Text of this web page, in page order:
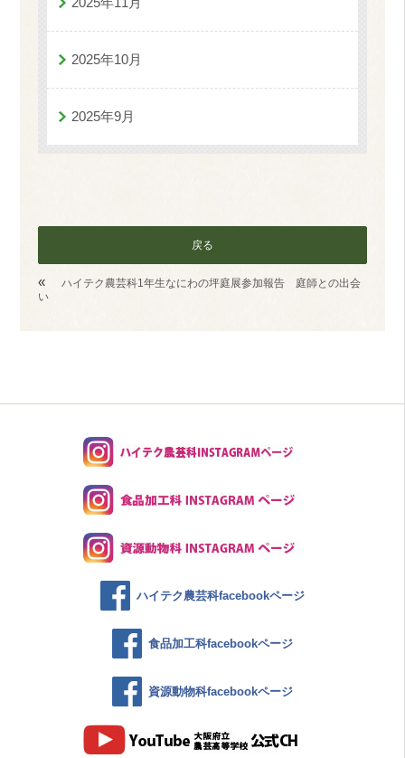
2025年10月
2025年9月
戻る
«
ハイテク農芸科1年生なにわの坪庭展参加報告 庭師との出会
い
ハイテク農芸科facebookページ
食品加工科facebookページ
資源動物科facebookページ